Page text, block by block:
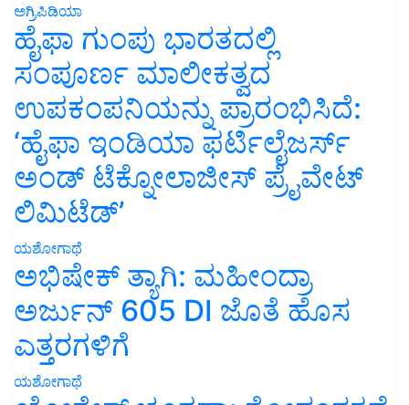
ಅಗ್ರಿಪಿಡಿಯಾ
ಹೈಫಾ ಗುಂಪು ಭಾರತದಲ್ಲಿ
ಸಂಪೂರ್ಣ ಮಾಲೀಕತ್ವದ
ಉಪಕಂಪನಿಯನ್ನು ಪ್ರಾರಂಭಿಸಿದೆ:
‘ಹೈಫಾ ಇಂಡಿಯಾ ಫರ್ಟಿಲೈಜರ್ಸ್
ಅಂಡ್ ಟೆಕ್ನೋಲಾಜೀಸ್ ಪ್ರೈವೇಟ್
ಲಿಮಿಟೆಡ್’
ಯಶೋಗಾಥೆ
ಅಭಿಷೇಕ್ ತ್ಯಾಗಿ: ಮಹೀಂದ್ರಾ
ಅರ್ಜುನ್ 605 DI ಜೊತೆ ಹೊಸ
ಎತ್ತರಗಳಿಗೆ
ಯಶೋಗಾಥೆ